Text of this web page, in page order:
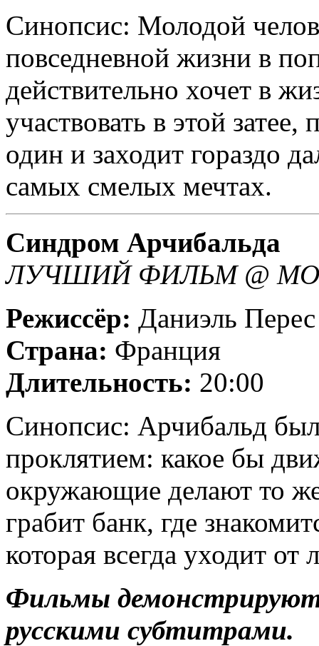
Синопсис: Молодой
повседневной жизни в
действительно хочет в
участвовать в этой
один и заходит гораздо
самых смелых мечтах.
Синдром Арчибальда
ЛУЧШИЙ ФИЛЬМ @
Режиссёр: Даниэль Перес
Страна: Франция
Длительность: 20:00
Синопсис: Арчибальд
проклятием: какое бы
окружающие делают то
грабит банк, где
которая всегда уходит
Фильмы
русскими субтитрами.